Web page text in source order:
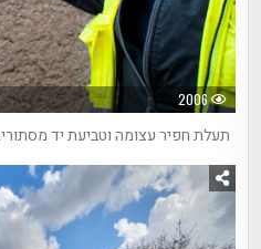
2006
תעלת חפיר עצומה וטביעת יד